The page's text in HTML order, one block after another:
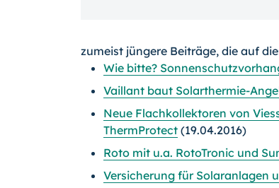
zumeist jüngere Beiträge, die auf
Wie bitte?
Vaillant baut Solarthermie-
Neue Flachkollektoren von
ThermProtect (19.04.2016)
Roto mit u.a. RotoTronic und
Versicherung für Solaranlagen